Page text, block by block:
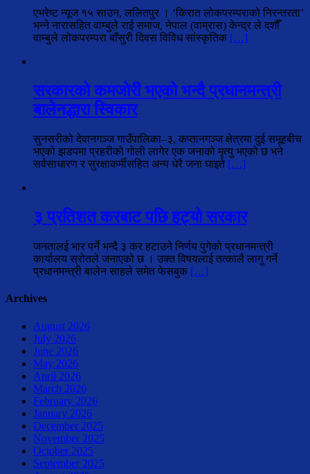
एभरेष्ट न्यूज १५ साउन, ललितपुर । ‘किरात लोकपरम्पराको निरन्तरता’
भन्ने नारासहित वाम्बुले राई समाज, नेपाल (वाम्रास) केन्द्र ले दशौँ
वाम्बुले लोकपरम्परा बाँसुरी दिवस विविध सांस्कृतिक […]
सरकारको कमजोरी भएको भन्दै प्रधानमन्त्री
बालेनद्धारा स्विकार
सुनसरीको देवानगञ्ज गाउँपालिका–३, कप्तानगञ्ज क्षेत्रमा दुई समूहबीच
भएको झडपमा प्रहरीको गोली लागेर एक जनाको मृत्यु भएको छ भने
सर्वसाधारण र सुरक्षाकर्मीसहित अन्य धेरै जना घाइते […]
३ प्रतिशत करबाट पछि हट्यो सरकार
जनतालई भार पर्ने भन्दै ३ कर हटाउने निर्णय पुगेको प्रधानमन्त्री
कार्यालय स्रोतले जनाएको छ । उक्त विषयलाई तत्कालै लागु गर्ने
प्रधानमन्त्री बालेन साहले समेत फेसबुक […]
Archives
August 2026
July 2026
June 2026
May 2026
April 2026
March 2026
February 2026
January 2026
December 2025
November 2025
October 2025
September 2025